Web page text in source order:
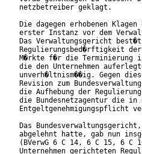
netzbetreiber geklagt.
Die dagegen erhobenen
erster Instanz vor dem
Das Verwaltungsgericht
Regulierungsbed�rftigkeit
M�rkte f�r die Terminierung
die den Unternehmen
unverh�ltnism��ig. Gegen
Revision zum
die Aufhebung der
die Bundesnetzagentur die in
Das
abgelehnt hatte, gab nun
(BVerwG 6 C 14, 6 C 15, 6 C
Unternehmen gerichteten